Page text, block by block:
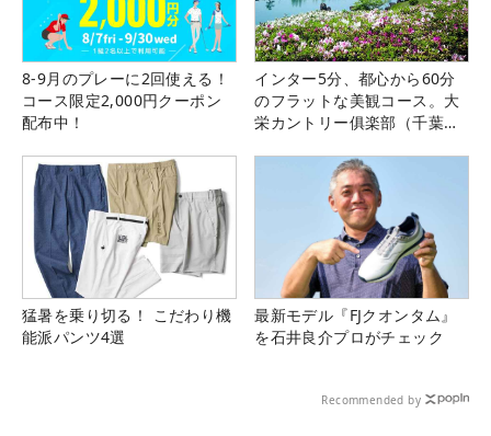
8-9月のプレーに2回使える！
コース限定2,000円クーポン
配布中！
インター5分、都心から60分
のフラットな美観コース。大
栄カントリー俱楽部（千葉
猛暑を乗り切る！ こだわり機
能派パンツ4選
最新モデル『FJクオンタム』
を石井良介プロがチェック
Recommended by